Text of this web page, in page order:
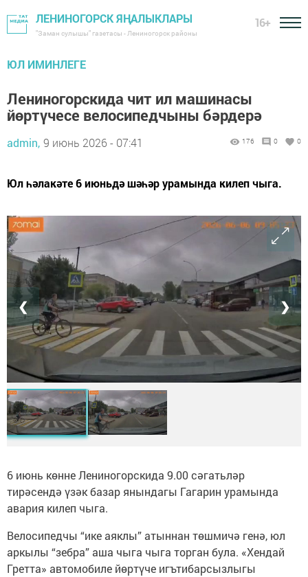
ЛЕНИНОГОРСК ЯҢАЛЫКЛАРЫ
"Заман сулышы" газетасы - Лениногорск районы
16+
ЮЛ ИМИНЛЕГЕ
Лениногорскида чит ил машинасы
йөртүчесе велосипедчыны бәрдерә
admin, 9 июнь 2026 - 07:41 176 0 0
Юл һәлакәте 6 июньдә шәһәр урамында килеп чыга.
❮ ❯
6 июнь көнне Лениногорскида 9.00 сәгатьләр
тирәсендә үзәк базар янындагы Гагарин урамында
авария килеп чыга.
Велосипедчы “ике аяклы” атыннан төшмичә генә, юл
аркылы “зебра” аша чыга чыга торган була. «Хендай
Гретта» автомобиле йөртүче игътибарсызлыгы